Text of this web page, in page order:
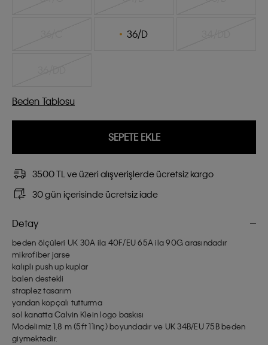
36/D
Beden Tablosu
SEPETE EKLE
3500 TL ve üzeri alışverişlerde ücretsiz kargo
30 gün içerisinde ücretsiz iade
Detay
beden ölçüleri UK 30A ila 40F/EU 65A ila 90G arasındadır
mikrofiber jarse
kalıplı push up kuplar
balen destekli
straplez tasarım
yandan kopçalı tutturma
sol kanatta Calvin Klein logo baskısı
Modelimiz 1,8 m (5ft 11inç) boyundadır ve UK 34B/EU 75B beden
giymektedir.